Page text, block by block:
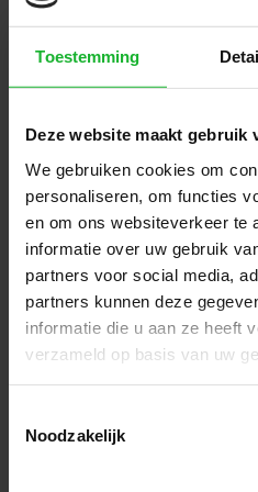
Toestemming
Deze website maakt gebruik
We gebruiken cookies om
personaliseren, om functies
en om ons websiteverkeer te
informatie over uw gebruik
partners voor social media,
partners kunnen deze
informatie die u aan ze heeft
verzameld op basis van uw
Noodzakelijk
Durch die
das Risiko
verbessern die
Datenqualität